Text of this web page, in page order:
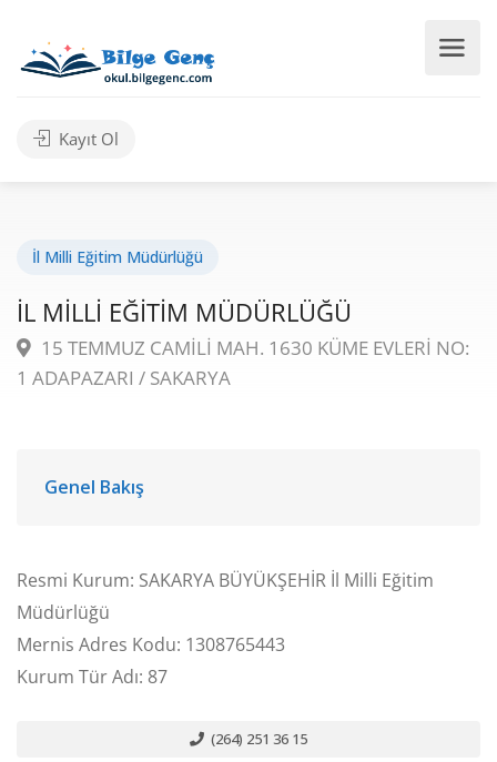
Kayıt Ol
İl Milli Eğitim Müdürlüğü
İL MİLLİ EĞİTİM MÜDÜRLÜĞÜ
15 TEMMUZ CAMİLİ MAH. 1630 KÜME EVLERİ NO:
1 ADAPAZARI / SAKARYA
Genel Bakış
Resmi Kurum: SAKARYA BÜYÜKŞEHİR İl Milli Eğitim
Müdürlüğü
Mernis Adres Kodu: 1308765443
Kurum Tür Adı: 87
(264) 251 36 15